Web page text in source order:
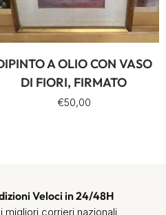
A OLIO CON VASO
DI FIORI, FIRMATO
€50,00
Veloci in 24/48H
migliori corrieri nazionali